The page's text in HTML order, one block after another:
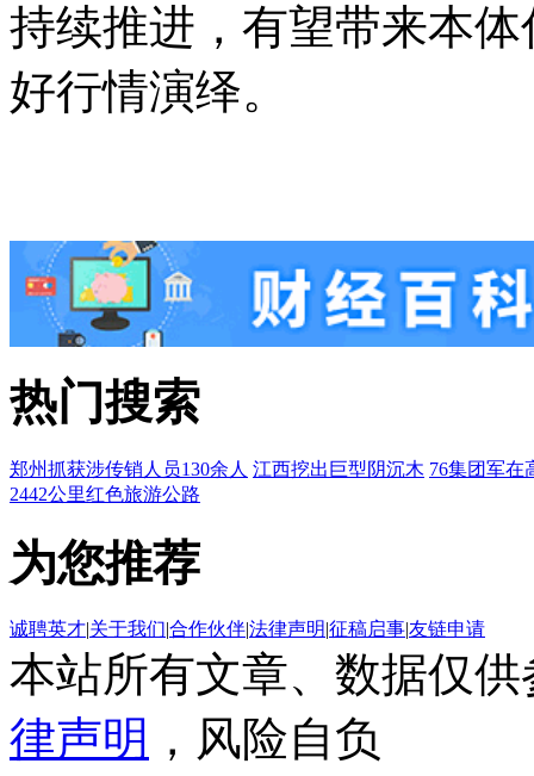
持续推进，有望带来本
好行情演绎。
热门搜索
郑州抓获涉传销人员130余人 江西挖出巨型阴沉木 76集团军在
2442公里红色旅游公路
为您推荐
诚聘英才|关于我们|合作伙伴|法律声明|征稿启事|友链申请
本站所有文章、数据仅
律声明 ，风险自负